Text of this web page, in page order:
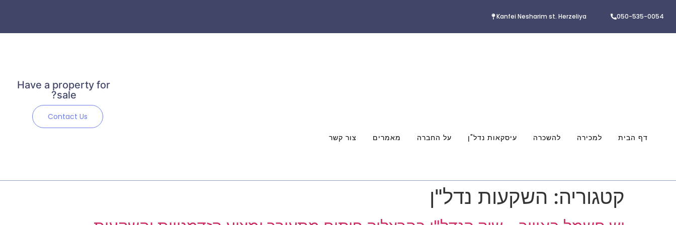
050-535-0054
Kanfei Nesharim st. Herzeliya
דף הבית למכירה להשכרה עיסקאות נדל"ן על החברה מאמרים צור קשר
Have a property for
sale?
Contact Us
קטגוריה: השקעות נדל"ן